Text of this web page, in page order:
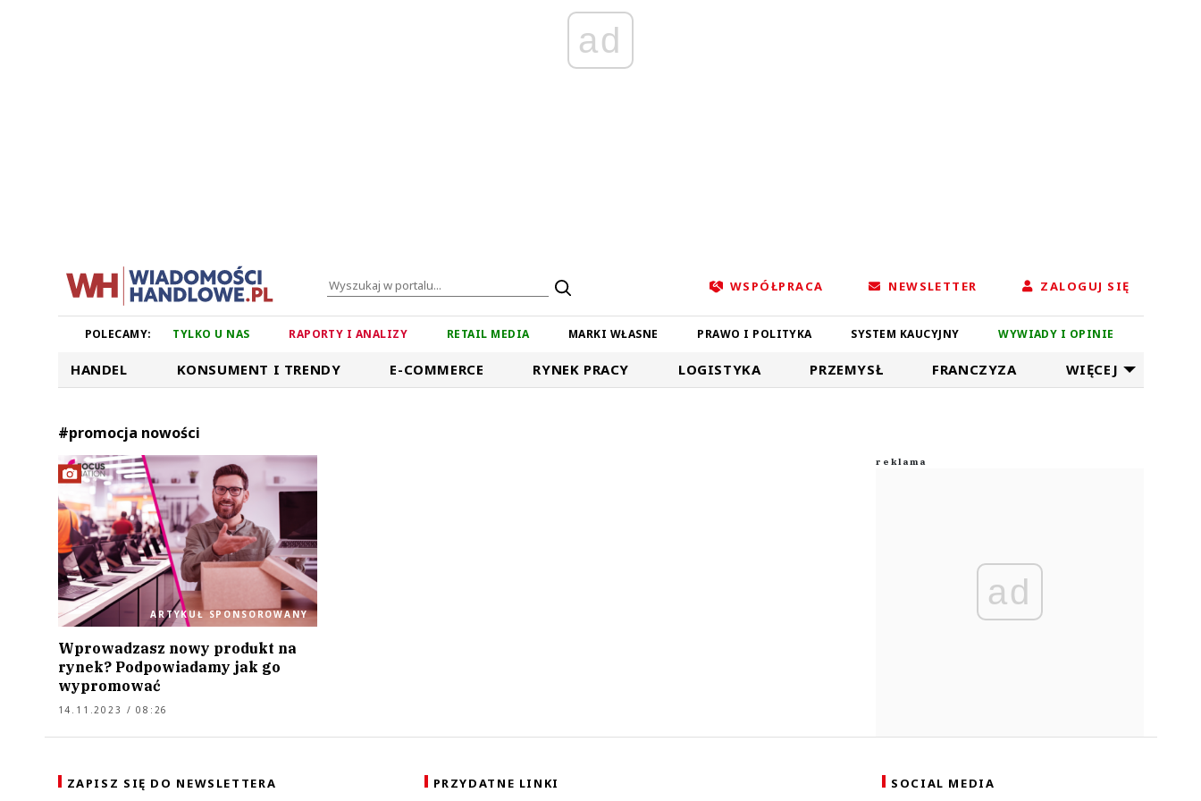
ad
WSPÓŁPRACA NEWSLETTER ZALOGUJ SIĘ
POLECAMY: TYLKO U NAS RAPORTY I ANALIZY RETAIL MEDIA MARKI WŁASNE PRAWO I POLITYKA SYSTEM KAUCYJNY WYWIADY I OPINIE
HANDEL KONSUMENT I TRENDY E-COMMERCE RYNEK PRACY LOGISTYKA PRZEMYSŁ FRANCZYZA WIĘCEJ
#promocja nowości
ARTYKUŁ SPONSOROWANY
Wprowadzasz nowy produkt na
rynek? Podpowiadamy jak go
wypromować
14.11.2023 / 08:26
ad
ZAPISZ SIĘ DO NEWSLETTERA PRZYDATNE LINKI SOCIAL MEDIA